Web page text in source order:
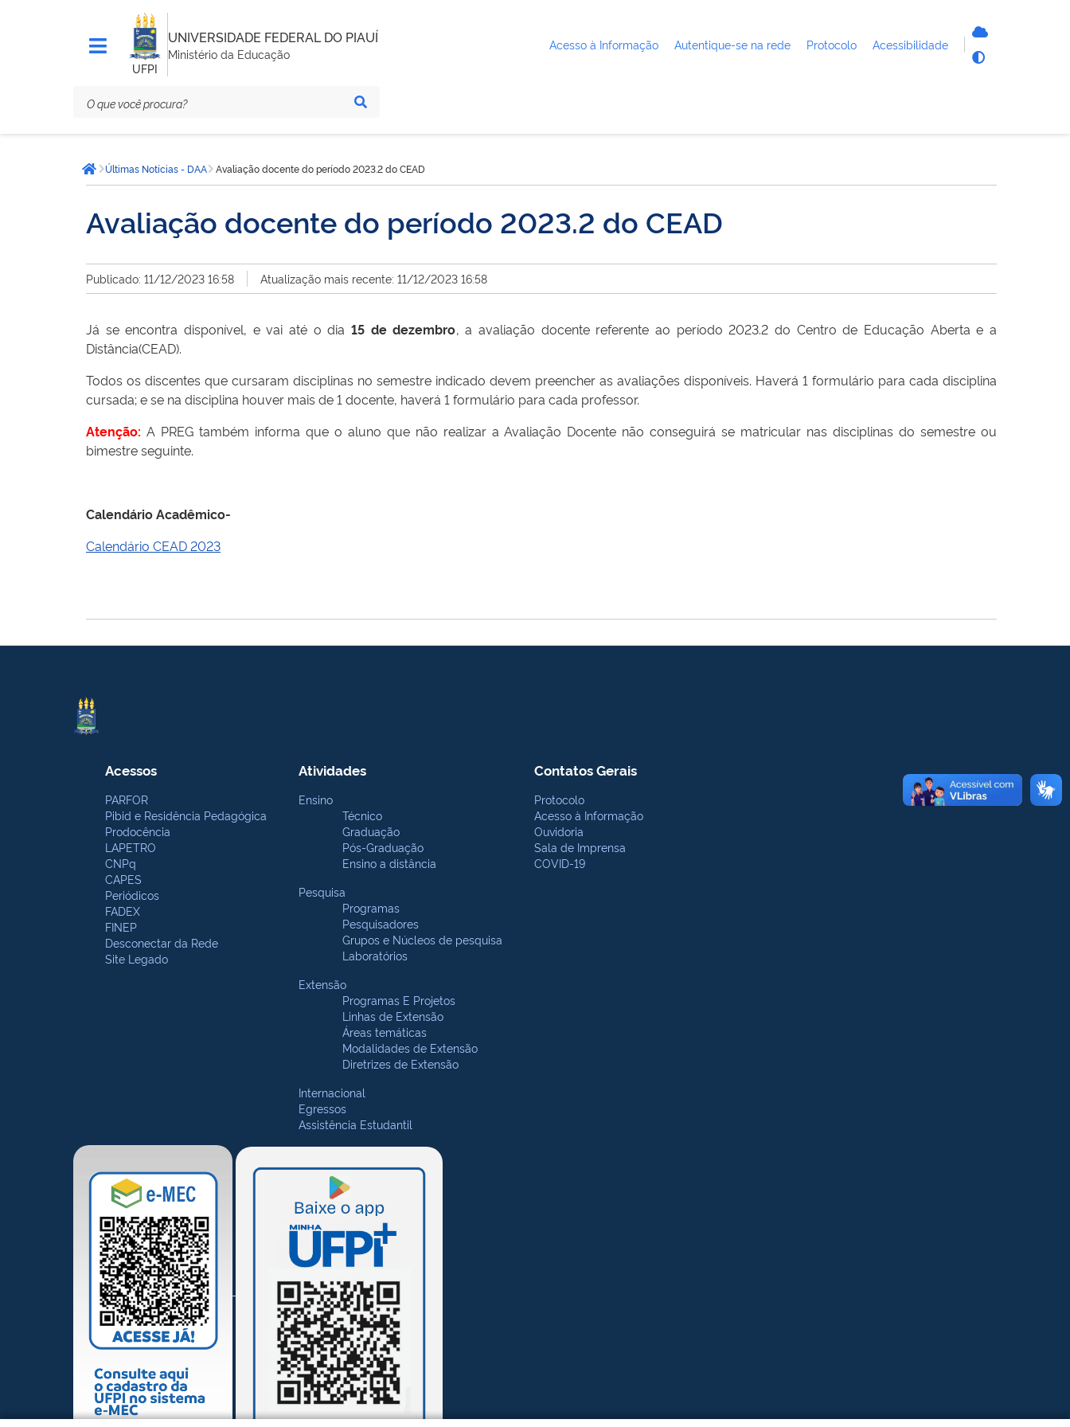
UFPI
UNIVERSIDADE FEDERAL DO PIAUÍ
Ministério da Educação
Acesso à Informação Autentique-se na rede Protocolo Acessibilidade
está
aqui:Página inicial
Últimas Notícias - DAA Avaliação docente do período 2023.2 do CEAD
Avaliação docente do período 2023.2 do CEAD
Publicado: 11/12/2023 16:58 Atualização mais recente: 11/12/2023 16:58
Já se encontra disponível, e vai até o dia15 de dezembro, a avaliação docente referente ao período 2023.2 do Centro de Educação Aberta e a
Distância(CEAD).
Todos os discentes que cursaram disciplinas no semestre indicado devem preencher as avaliações disponíveis. Haverá 1 formulário para cada disciplina
cursada; e se na disciplina houver mais de 1 docente, haverá 1 formulário para cada professor.
Atenção: A PREG também informa que o aluno que não realizar a Avaliação Docente não conseguirá se matricular nas disciplinas do semestre ou
bimestre seguinte.
Calendário Acadêmico-
Calendário CEAD 2023
Acessos
PARFOR
Pibid e Residência Pedagógica
Prodocência
LAPETRO
CNPq
CAPES
Periódicos
FADEX
FINEP
Desconectar da Rede
Site Legado
Atividades
Ensino
Técnico
Graduação
Pós-Graduação
Ensino a distância
Pesquisa
Programas
Pesquisadores
Grupos e Núcleos de pesquisa
Laboratórios
Extensão
Programas E Projetos
Linhas de Extensão
Áreas temáticas
Modalidades de Extensão
Diretrizes de Extensão
Internacional
Egressos
Assistência Estudantil
Contatos Gerais
Protocolo
Acesso à Informação
Ouvidoria
Sala de Imprensa
COVID-19